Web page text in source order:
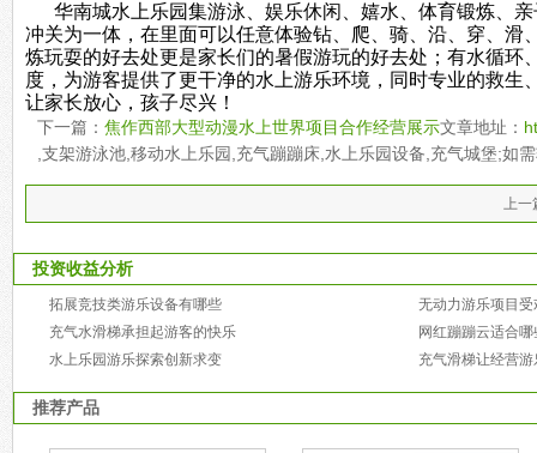
华南城水上乐园集游泳、娱乐休闲、嬉水、体育锻炼、亲
冲关为一体，在里面可以任意体验钻、爬、骑、沿、穿、滑
炼玩耍的好去处更是家长们的暑假游玩的好去处；有水循环
度，为游客提供了更干净的水上游乐环境，同时专业的救生
让家长放心，孩子尽兴！
下一篇： 焦作西部大型动漫水上世界项目合作经营展示文章地址：
,支架游泳池,移动水上乐园,充气蹦蹦床,水上乐园设备,充气城堡;如
上一
投资收益分析
拓展竞技类游乐设备有哪些
无动力游乐项目受
充气水滑梯承担起游客的快乐
网红蹦蹦云适合
水上乐园游乐探索创新求变
充气滑梯让经营
推荐产品